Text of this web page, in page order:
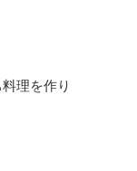
理を作り